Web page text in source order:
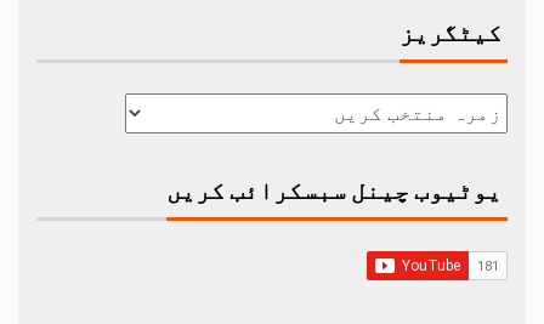
کیٹگریز
یوٹیوب چینل سبسکرائب کریں